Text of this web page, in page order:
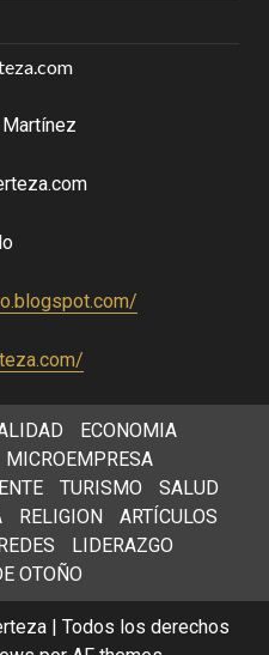
ECONOMIA
MICROEMPRESA
TURISMO
SALUD
RELIGION
ARTÍCULOS
REDES
LIDERAZGO
OTOÑO
| Todos los derechos